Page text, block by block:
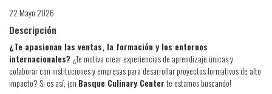
22 Mayo 2026
Descripción
¿Te apasionan las ventas, la formación y los entornos
internacionales? ¿Te motiva crear experiencias de aprendizaje únicas y
colaborar con instituciones y empresas para desarrollar proyectos formativos de alto
impacto? Si es así, ¡en Basque Culinary Centerte estamos buscando!